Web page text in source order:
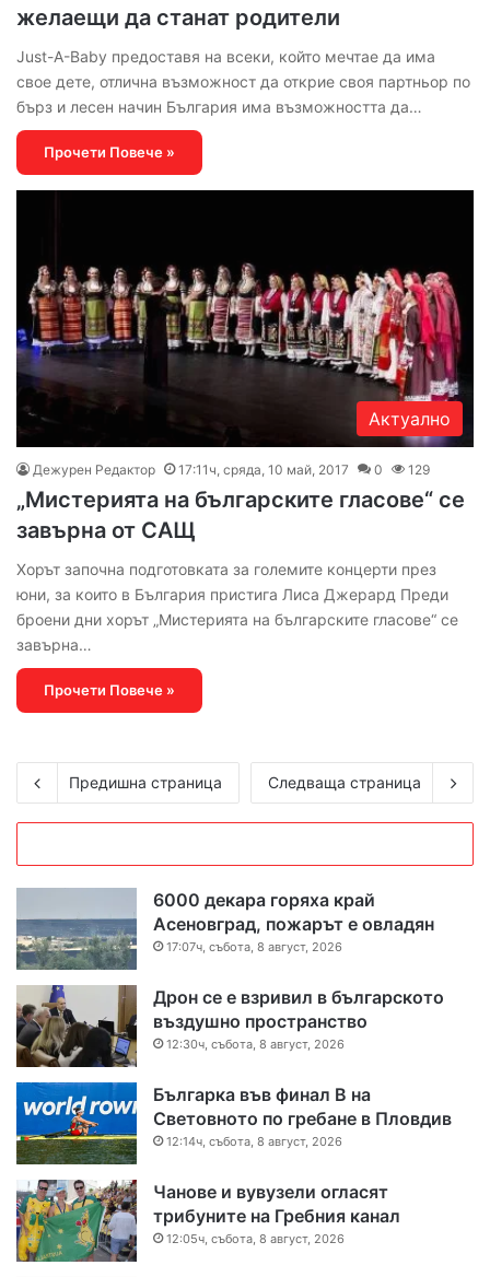
желаещи да станат родители
Just-A-Baby предоставя на всеки, който мечтае да има
свое дете, отлична възможност да открие своя партньор по
бърз и лесен начин България има възможността да…
Прочети Повече »
Актуално
Дежурен Редактор 17:11ч, сряда, 10 май, 2017 0 129
„Мистерията на българските гласове“ се
завърна от САЩ
Хорът започна подготовката за големите концерти през
юни, за които в България пристига Лиса Джерард Преди
броени дни хорът „Мистерията на българските гласове“ се
завърна…
Прочети Повече »
Предишна страница Следваща страница
6000 декара горяха край
Асеновград, пожарът е овладян
17:07ч, събота, 8 август, 2026
Дрон се е взривил в българското
въздушно пространство
12:30ч, събота, 8 август, 2026
Българка във финал B на
Световното по гребане в Пловдив
12:14ч, събота, 8 август, 2026
Чанове и вувузели огласят
трибуните на Гребния канал
12:05ч, събота, 8 август, 2026